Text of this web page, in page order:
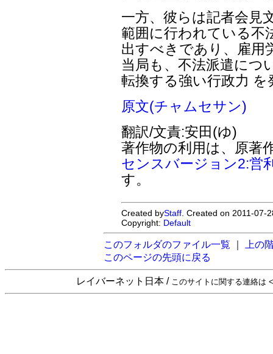
一方、彼らは記者会見
範囲に行われている不
出すべきであり、雇用
当局も、不法派遣につ
転換する強い行政力
原文(チャムセサン)
翻訳/文責:安田(ゆ)
著作物の利用は、原著
センスバージョン2:営
す。
Created byStaff . Created on 2011-
Copyright: Default
このフォルダのファイル一覧
上の
このページの先頭に戻る
レイバーネット日本 / このサイトに関する連絡は